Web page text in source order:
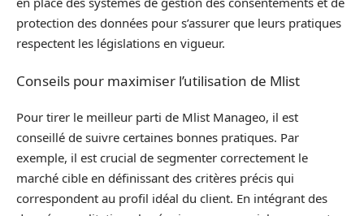
protection des données pour s’assurer que leurs pratiques
respectent les législations en vigueur.
Conseils pour maximiser l’utilisation de Mlist
Pour tirer le meilleur parti de Mlist Manageo, il est
conseillé de suivre certaines bonnes pratiques. Par
exemple, il est crucial de segmenter correctement le
marché cible en définissant des critères précis qui
correspondent au profil idéal du client. En intégrant des